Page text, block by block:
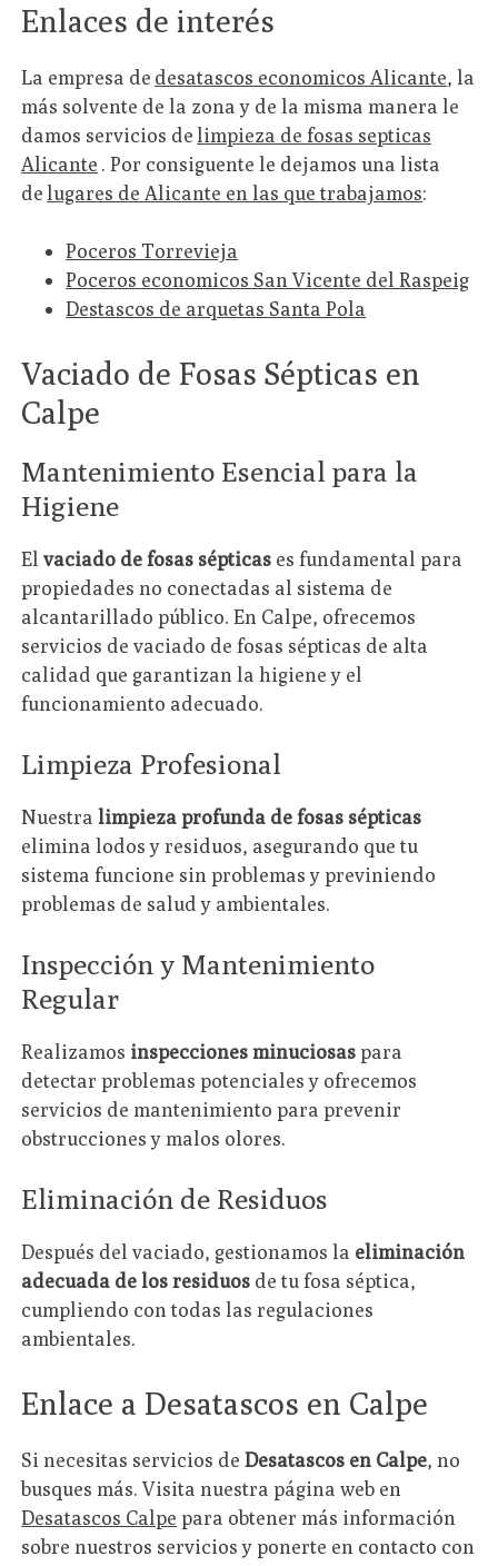
Enlaces de interés
La empresa de desatascos economicos Alicante, la
más solvente de la zona y de la misma manera le
damos servicios delimpieza de fosas septicas
Alicante . Por consiguente le dejamos una lista
delugares de Alicante en las que trabajamos:
Poceros Torrevieja
Poceros economicos San Vicente del Raspeig
Destascos de arquetas Santa Pola
Vaciado de Fosas Sépticas en
Calpe
Mantenimiento Esencial para la
Higiene
Elvaciado de fosas sépticas es fundamental para
propiedades no conectadas al sistema de
alcantarillado público. En Calpe, ofrecemos
servicios de vaciado de fosas sépticas de alta
calidad que garantizan la higiene y el
funcionamiento adecuado.
Limpieza Profesional
Nuestralimpieza profunda de fosas sépticas
elimina lodos y residuos, asegurando que tu
sistema funcione sin problemas y previniendo
problemas de salud y ambientales.
Inspección y Mantenimiento
Regular
Realizamos inspecciones minuciosaspara
detectar problemas potenciales y ofrecemos
servicios de mantenimiento para prevenir
obstrucciones y malos olores.
Eliminación de Residuos
Después del vaciado, gestionamos la eliminación
adecuada de los residuos de tu fosa séptica,
cumpliendo con todas las regulaciones
ambientales.
Enlace a Desatascos en Calpe
Si necesitas servicios deDesatascos en Calpe, no
busques más. Visita nuestra página web en
Desatascos Calpe para obtener más información
sobre nuestros servicios y ponerte en contacto con